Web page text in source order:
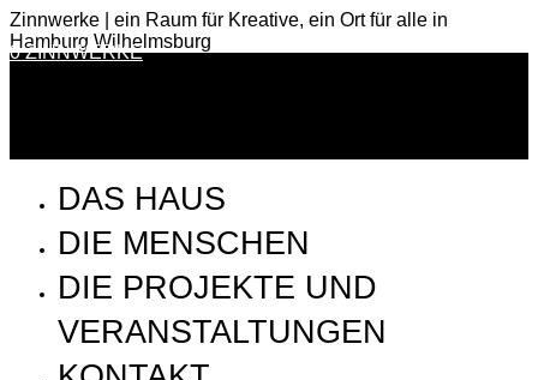
Zinnwerke | ein Raum für Kreative, ein Ort für alle in
Hamburg Wilhelmsburg
0 ZINNWERKE
DAS HAUS
DIE MENSCHEN
DIE PROJEKTE UND
VERANSTALTUNGEN